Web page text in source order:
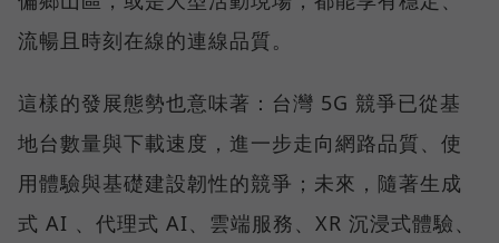
流暢且時刻在線的連線品質。
這樣的發展態勢也意味著：台灣 5G 競爭已從基
地台數量與下載速度，進一步走向網路品質、使
用體驗與基礎建設韌性的競爭；未來，隨著生成
式 AI 、代理式 AI、雲端服務、XR 沉浸式體驗、